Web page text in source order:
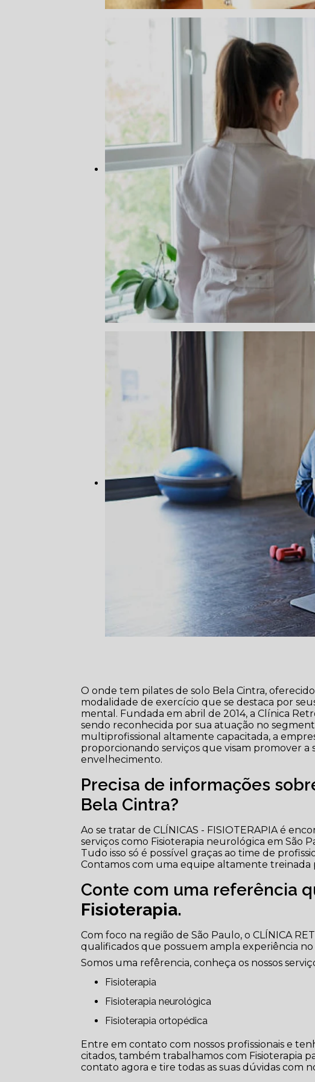
O onde tem pilates de solo Bela Cintra,
modalidade de exercício que se destaca por
mental. Fundada em abril de 2014, a Clínica
sendo reconhecida por sua atuação no
multiprofissional altamente capacitada, a
proporcionando serviços que visam promover a
envelhecimento.
Precisa de informações
Bela Cintra?
Ao se tratar de CLÍNICAS - FISIOTERAPIA é
serviços como Fisioterapia neurológica em São
Tudo isso só é possível graças ao time de
Contamos com uma equipe altamente treinada
Conte com uma referência
Fisioterapia.
Com foco na região de São Paulo, o CLÍNICA
qualificados que possuem ampla experiência no
Somos uma refêrencia, conheça os nossos
Fisioterapia
Fisioterapia neurológica
Fisioterapia ortopédica
Entre em contato com nossos profissionais e
citados, também trabalhamos com Fisioterapia
contato agora e tire todas as suas dúvidas com